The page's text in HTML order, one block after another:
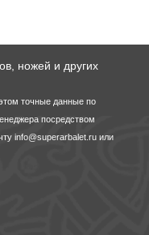
ножей и других
точные данные по
посредством
info@superarbalet.ru или